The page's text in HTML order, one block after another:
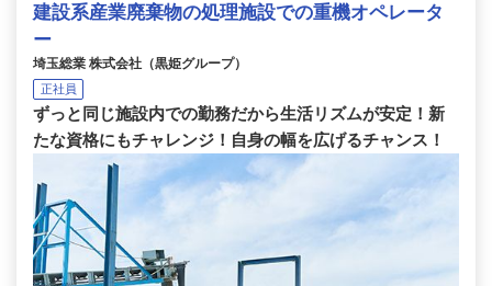
建設系産業廃棄物の処理施設での重機オペレータ
ー
埼玉総業 株式会社（黒姫グループ）
正社員
ずっと同じ施設内での勤務だから生活リズムが安定！新
たな資格にもチャレンジ！自身の幅を広げるチャンス！